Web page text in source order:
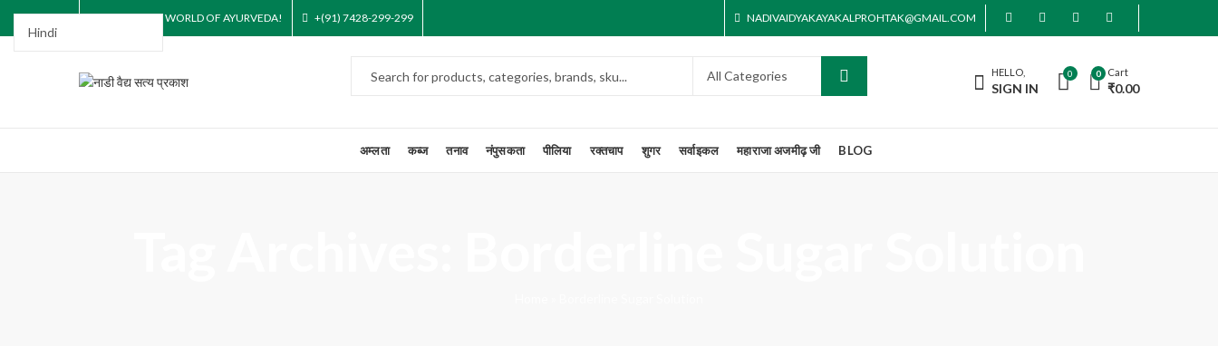
STEP INTO THE WORLD OF AYURVEDA! +(91) 7428-299-299 NADIVAIDYAKAYAKALPROHTAK@GMAIL.COM
HELLO,
SIGN IN
0 0 Cart
₹0.00
अम्लता कब्ज तनाव नंपुसकता पीलिया रक्तचाप शुगर सर्वाइकल महाराजा अजमीढ़ जी BLOG